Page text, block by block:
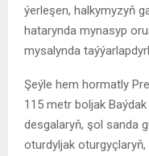
ýerleşen, halkymyzyň
hatarynda mynasyp
mysalynda
Şeýle hem hormatly
115 metr boljak
desgalaryň, şol sanda
oturdyljak oturgyçlaryň,